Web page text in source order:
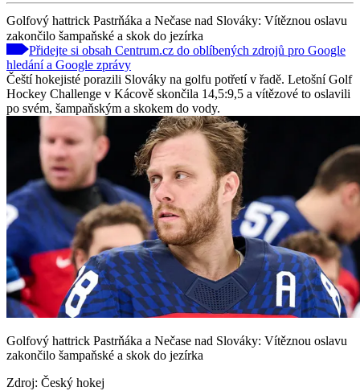
Golfový hattrick Pastrňáka a Nečase nad Slováky: Vítěznou oslavu
zakončilo šampaňské a skok do jezírka
Přidejte si obsah Centrum.cz do oblíbených zdrojů pro Google
hledání a Google zprávy
Čeští hokejisté porazili Slováky na golfu potřetí v řadě. Letošní Golf
Hockey Challenge v Kácově skončila 14,5:9,5 a vítězové to oslavili
po svém, šampaňským a skokem do vody.
Golfový hattrick Pastrňáka a Nečase nad Slováky: Vítěznou oslavu
zakončilo šampaňské a skok do jezírka
Zdroj: Český hokej